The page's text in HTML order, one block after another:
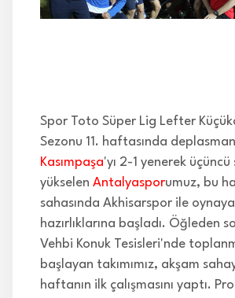
Spor Toto Süper Lig Lefter
Sezonu 11. haftasında
Kasımpaşa'yı 2-1 yenerek üçüncü
yükselen Antalyasporumuz, bu
sahasında Akhisarspor ile
hazırlıklarına başladı. Öğleden
Vehbi Konuk Tesisleri'nde
başlayan takımımız, akşam
haftanın ilk çalışmasını yaptı.